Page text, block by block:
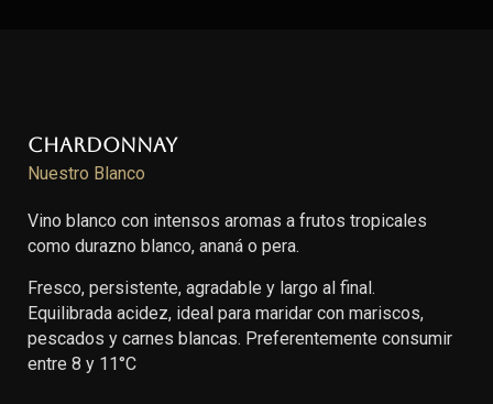
Chardonnay
Nuestro Blanco
Vino blanco con intensos aromas a frutos tropicales
como durazno blanco, ananá o pera.
Fresco, persistente, agradable y largo al final.
Equilibrada acidez, ideal para maridar con mariscos,
pescados y carnes blancas. Preferentemente consumir
entre 8 y 11°C